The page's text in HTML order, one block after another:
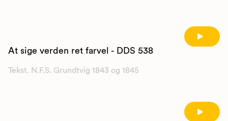
At sige verden ret farvel - DDS 538
Tekst. N.F.S. Grundtvig 1843 og 1845